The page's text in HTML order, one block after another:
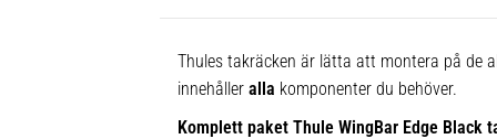
Thules takräcken är lätta att montera på de
innehåller alla komponenter du behöver.
Komplett paket Thule WingBar Edge Black